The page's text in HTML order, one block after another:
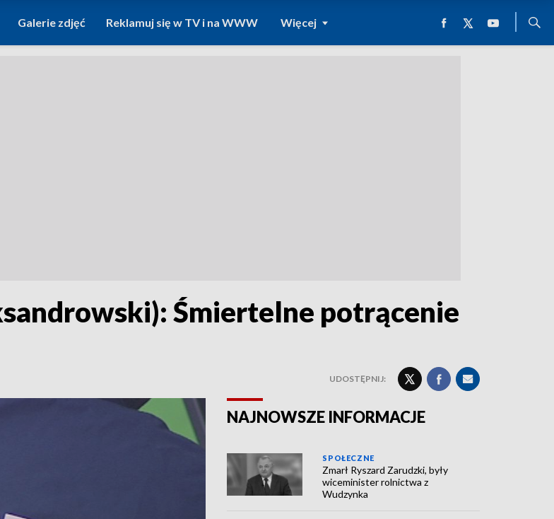
Galerie zdjęć Reklamuj się w TV i na WWW Więcej
Śmiertelne potrącenie
UDOSTĘPNIJ:
NAJNOWSZE INFORMACJE
SPOŁECZNE
Zmarł Ryszard Zarudzki, były
wiceminister rolnictwa z
Wudzynka